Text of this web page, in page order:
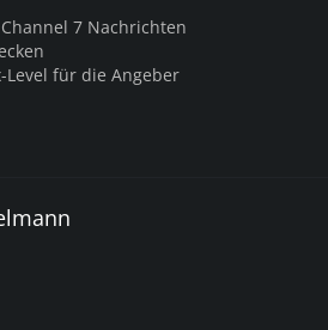
7 Nachrichten
Level für die Angeber